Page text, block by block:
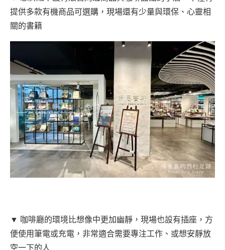
提供多款有機商品可選購，現場還有少量與環保、心靈相
關的書籍
▼ 咖啡廳的環境比想像中更加幽靜，現場也設有插座，方
便使用筆電或充電，非常適合需要專注工作、或想安靜放
空一下的人